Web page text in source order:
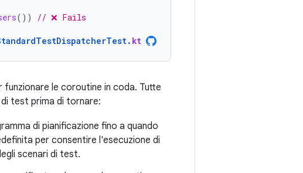
())
// ❌ Fails
. kt
le coroutine in coda. Tutte
test prima di tornare:
di pianificazione fino a quando
per consentire l'esecuzione di
scenari di test.